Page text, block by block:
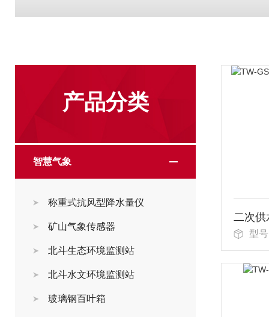
产品分类
智慧气象
称重式抗风型降水量仪
矿山气象传感器
北斗生态环境监测站
北斗水文环境监测站
玻璃钢百叶箱
二次供
型